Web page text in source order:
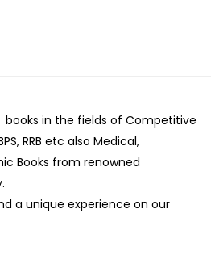
in the fields of Competitive
RRB etc also Medical,
Books from renowned
a unique experience on our